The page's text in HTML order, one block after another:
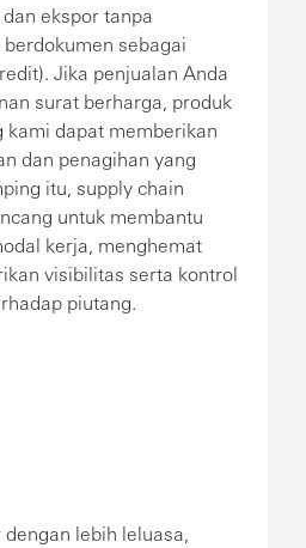
ekspor tanpa
sebagai
Jika penjualan Anda
surat berharga, produk
kami dapat memberikan
dan penagihan yang
itu, supply chain
untuk membantu
kerja, menghemat
visibilitas serta kontrol
piutang.
lebih leluasa,